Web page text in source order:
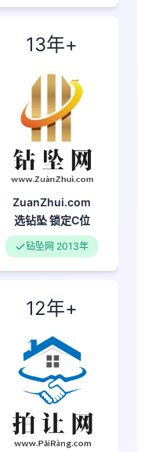
13年+
ZuanZhui.com
选钻坠锁定C位
钻坠网 2013年
12年+